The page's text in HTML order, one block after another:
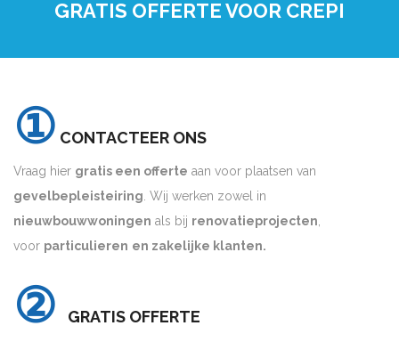
GRATIS OFFERTE VOOR CREPI
① CONTACTEER ONS
Vraag hier gratis een offerte aan voor plaatsen van
gevelbepleisteiring. Wij werken zowel in
nieuwbouwwoningen als bij renovatieprojecten,
voor particulieren en zakelijke klanten.
② GRATIS OFFERTE